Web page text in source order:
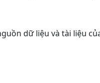
dữ liệu và tài liệu